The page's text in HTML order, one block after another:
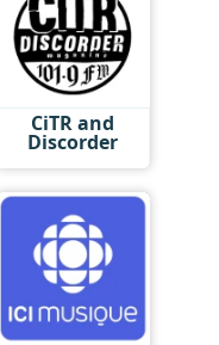
CiTR and
Discorder